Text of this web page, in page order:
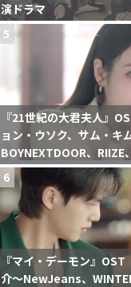
演ドラマ
5
『21世紀の大君夫人』
ョン・ウソク、サム・キム
BOYNEXTDOOR、RIIZE
6
『マイ・デーモン』
介〜NewJeans、